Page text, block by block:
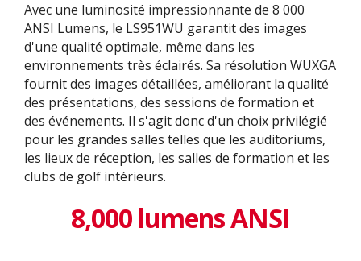
Avec une luminosité impressionnante de 8 000
ANSI Lumens, le LS951WU garantit des images
d'une qualité optimale, même dans les
environnements très éclairés. Sa résolution WUXGA
fournit des images détaillées, améliorant la qualité
des présentations, des sessions de formation et
des événements. Il s'agit donc d'un choix privilégié
pour les grandes salles telles que les auditoriums,
les lieux de réception, les salles de formation et les
clubs de golf intérieurs.
8,000 lumens ANSI